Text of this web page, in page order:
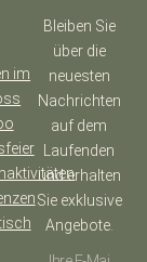
im
Bleiben Sie
über die
neuesten
Nachrichten
auf dem
Laufenden
und erhalten
Sie exklusive
Angebote.